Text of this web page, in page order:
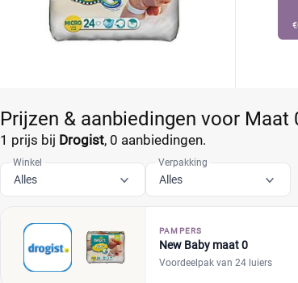
Prijzen & aanbiedingen voor Maat
1 prijs bij Drogist, 0 aanbiedingen.
Winkel
Alles
Verpakking
Alles
PAMPERS
New Baby maat 0
Voordeelpak van 24 luiers